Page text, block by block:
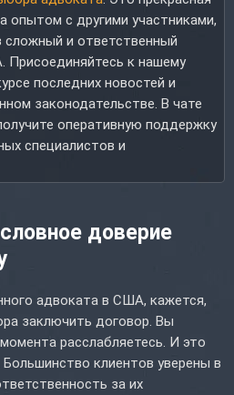
опытом с другими участниками,
сложный и ответственный
Присоединяйтесь к нашему
последних новостей и
законодательстве. В чате
оперативную поддержку
специалистов и
доверие
адвоката в США, кажется,
заключить договор. Вы
расслабляетесь. И это
клиентов уверены в
за их